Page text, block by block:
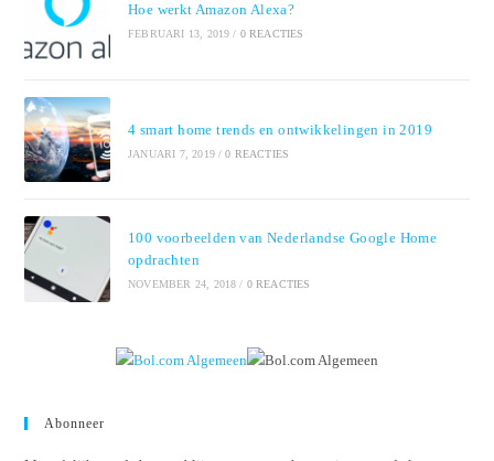
Hoe werkt Amazon Alexa?
FEBRUARI 13, 2019 / 0 REACTIES
4 smart home trends en ontwikkelingen in 2019
JANUARI 7, 2019 / 0 REACTIES
100 voorbeelden van Nederlandse Google Home
opdrachten
NOVEMBER 24, 2018 / 0 REACTIES
Abonneer